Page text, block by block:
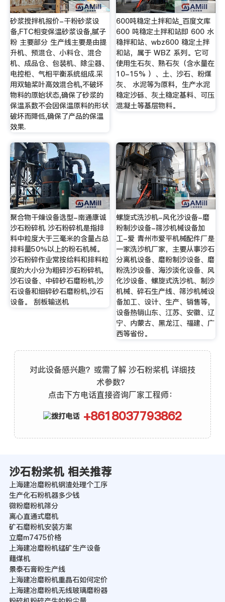
砂浆搅拌机报价-干粉砂浆设
备,FTC相变保温砂浆设备,腻子
粉 主要部分 生产线主要是由提
升机、预混仓、小料仓、混合
机、成品仓、包装机、除尘器、
电控柜、气相平衡系统组成.采
用双轴桨叶高效混合机,不破坏
物料的原始状态,确保了砂浆的
保温系数不会因保温原料的形状
破坏而降低,确保了产品的保温
效果.
600吨稳定土拌和站_百度文库
600 吨稳定土拌和站即 600 水
稳拌和站、wbz600 稳定土拌
和站，属于 WBZ 系列。它可
使用生石灰、熟石灰（含水量在
10-15% ）、土、沙石、粉煤
灰、 水泥等为原料，生产水泥
稳定沙砾、灰土稳定基料、可压
混凝土等基层物料。
聚合物干燥设备选型-南通康诚
沙石粉碎机 沙石粉碎机是指排
料中粒度大于三毫米的含量占总
排料量50％以上的粉石机械。
沙石粉碎作业常按给料和排料粒
度的大小分为粗碎沙石粉碎机,
沙石设备、中碎砂石磨粉机,沙
石设备和细碎砂石磨粉机,沙石
设备。 刮板输送机
螺旋式洗沙机-风化沙设备-磨
粉制沙设备-筛沙机械设备加
工-爱 青州市爱平机械配件厂是
一家洗沙机厂家，主要从事沙石
分离机设备、磨粉制沙设备、磨
粉洗沙设备、海沙淡化设备、风
化沙设备、螺旋式洗沙机、制沙
机械、碎石生产线、筛沙机械设
备加工、设计、生产、销售等，
设备热销山东、江苏、安徽、辽
宁、内蒙古、黑龙江、福建、广
西等省份。
对此设备感兴趣？或需了解 沙石粉桨机 详细技
术参数？
点击下方电话直接咨询厂家工程师：
+8618037793862
沙石粉桨机 相关推荐
上海建冶磨粉机钢渣处理个工序
生产化石粉机器多少钱
微粉磨粉机筛分
离心直通式磨机
矿石磨粉机安装方案
立磨m7475价格
上海建冶磨粉机锰矿生产设备
藉煤机
景泰石膏粉生产线
上海建冶磨粉机重晶石如何定价
上海建冶磨粉机无线玻璃磨粉器